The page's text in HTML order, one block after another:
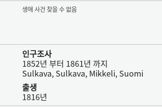
생애 사건 찾을 수 없음
인구조사
1852년 부터 1861년 까지
Sulkava, Sulkava, Mikkeli, Suomi
출생
1816년